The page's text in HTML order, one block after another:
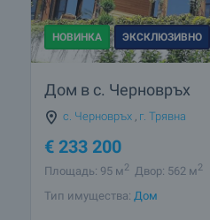
НОВИНКА ЭКСКЛЮЗИВНО
Дом в с. Черновръх
с. Черновръх , г. Трявна
€ 233 200
Площадь: 95 м2 Двор: 562 м2
Тип имущества: Дом